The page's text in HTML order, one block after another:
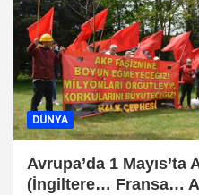
DÜNYA
Avrupa’da 1 Mayıs’ta
(İngiltere… Fransa…